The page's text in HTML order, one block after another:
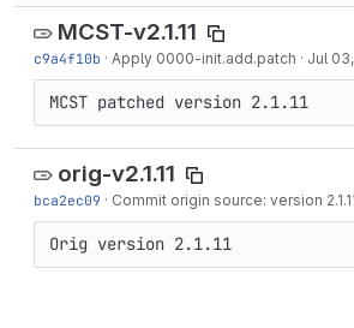
MCST-v2.1.11
c9a4f10b · Apply 0000-init.add.patch · Jul
MCST patched version 2.1.11
orig-v2.1.11
bca2ec09 · Commit origin source: version
Orig version 2.1.11